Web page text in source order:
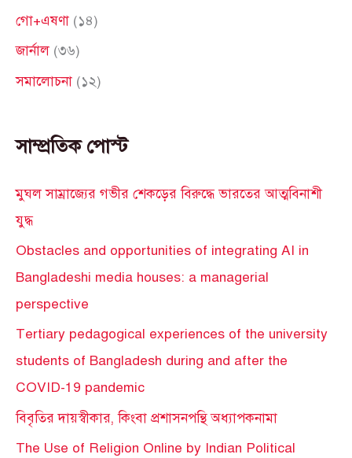
:গো+এষণা (১৪)
জার্নাল (৩৬)
সমালোচনা (১২)
সাম্প্রতিক পোস্ট
মুঘল সাম্রাজ্যের গভীর শেকড়ের বিরুদ্ধে ভারতের আত্মবিনাশী
যুদ্ধ
Obstacles and opportunities of integrating AI in
Bangladeshi media houses: a managerial
perspective
Tertiary pedagogical experiences of the university
students of Bangladesh during and after the
COVID-19 pandemic
বিবৃতির দায়স্বীকার, কিংবা প্রশাসনপন্থি অধ্যাপকনামা
The Use of Religion Online by Indian Political